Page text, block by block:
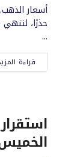
أسعار
حذرًا،
...
قراءة
الخميس 16 أكتوبر 2025 بعد ارتفاع